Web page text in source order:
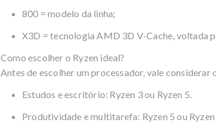
800 = modelo da linha;
X3D = tecnologia AMD 3D V-Cache, voltada
Como escolher o Ryzen ideal?
Antes de escolher um processador, vale considerar
Estudos e escritório: Ryzen 3 ou Ryzen 5.
Produtividade e multitarefa: Ryzen 5 ou Ryzen